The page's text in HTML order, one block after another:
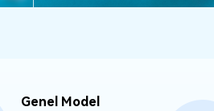
Genel Model